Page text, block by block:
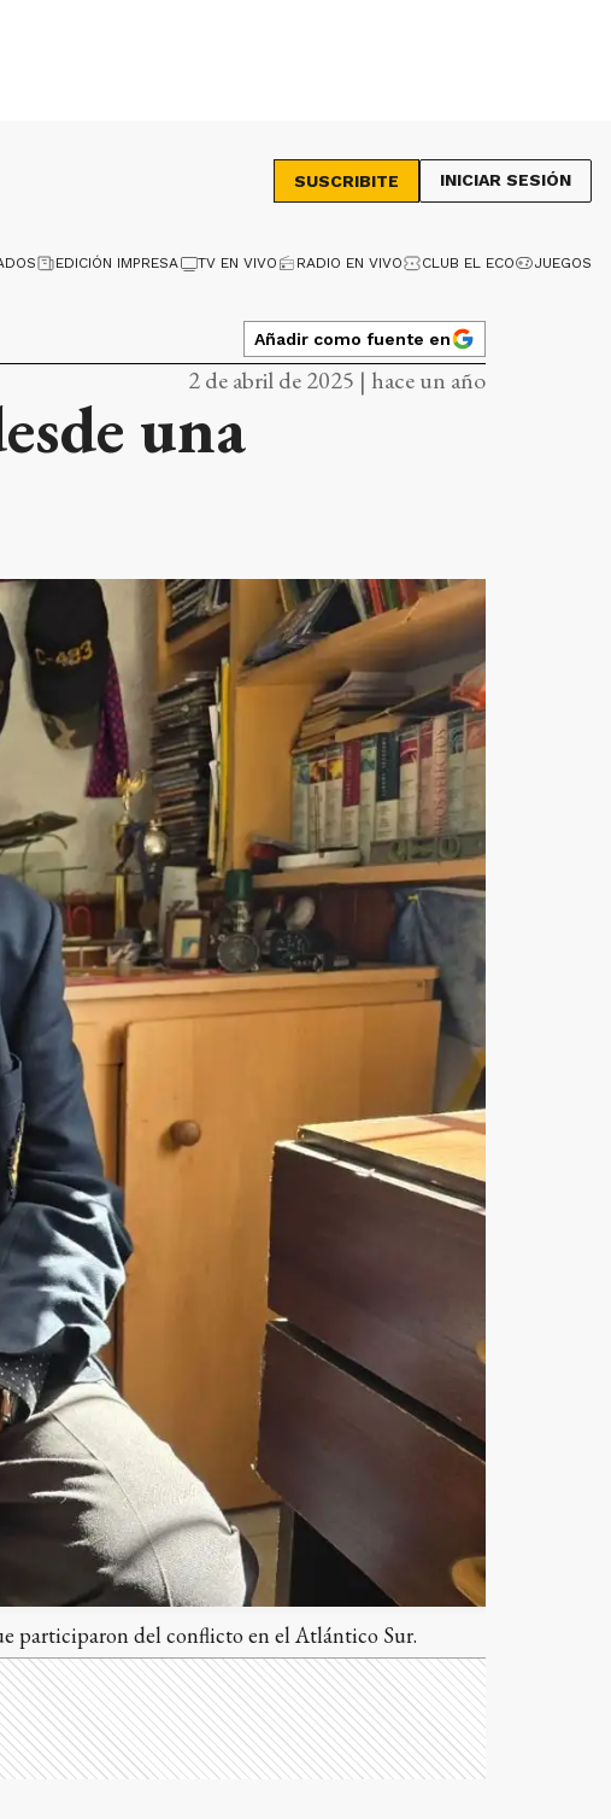
SUSCRIBITE INICIAR SESIÓN
EDICIÓN IMPRESA TV EN VIVO RADIO EN VIVO CLUB EL ECO JUEGOS
Añadir como fuente en
2 de abril de 2025 | hace un año
una
participaron del conflicto en el Atlántico Sur.